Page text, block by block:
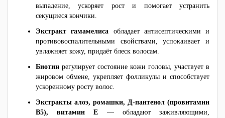
выпадение, ускоряет рост и помогает устранить
секущиеся кончики.
Экстракт гамамелиса
обладает антисептическими и
противовоспалительными свойствами, успокаивает и
увлажняет кожу, придаёт блеск волосам.
Биотин регулирует состояние кожи головы, участвует в
жировом обмене, укрепляет фолликулы и способствует
ускоренному росту волос.
Экстракты алоэ, ромашки, Д-пантенол (провитамин
B5), витамин Е
— обладают заживляющими,